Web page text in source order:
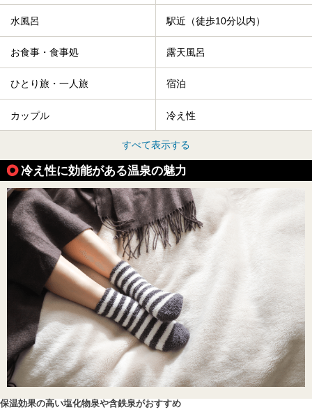
水風呂 駅近（徒歩10分以内）
お食事・食事処 露天風呂
ひとり旅・一人旅 宿泊
カップル 冷え性
すべて表示する
冷え性に効能がある温泉の魅力
保温効果の高い塩化物泉や含鉄泉がおすすめ